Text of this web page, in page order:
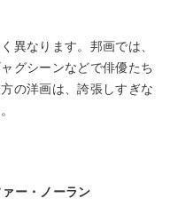
異なります。邦画では、
グシーンなどで俳優たち
の洋画は、誇張しすぎな
ー・ノーラン